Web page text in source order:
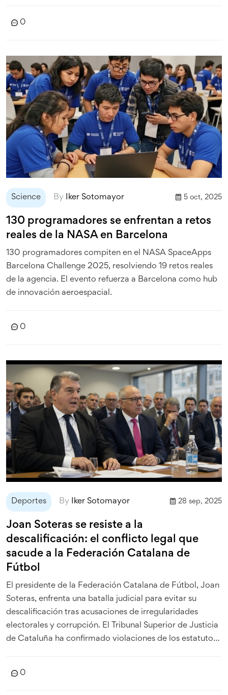
0
Science By Iker Sotomayor 5 oct, 2025
130 programadores se enfrentan a retos
reales de la NASA en Barcelona
130 programadores compiten en el NASA SpaceApps
Barcelona Challenge 2025, resolviendo 19 retos reales
de la agencia. El evento refuerza a Barcelona como hub
de innovación aeroespacial.
0
Deportes By Iker Sotomayor 28 sep, 2025
Joan Soteras se resiste a la
descalificación: el conflicto legal que
sacude a la Federación Catalana de
Fútbol
El presidente de la Federación Catalana de Fútbol, Joan
Soteras, enfrenta una batalla judicial para evitar su
descalificación tras acusaciones de irregularidades
electorales y corrupción. El Tribunal Superior de Justicia
de Cataluña ha confirmado violaciones de los estatutos
regional complican aún más el escenario. La polémica
0